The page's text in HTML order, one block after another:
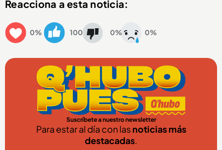
Reacciona a esta noticia:
0% 100 0% 0%
Suscríbete a nuestro newsletter
Para estar al día con lasnoticias más
destacadas.